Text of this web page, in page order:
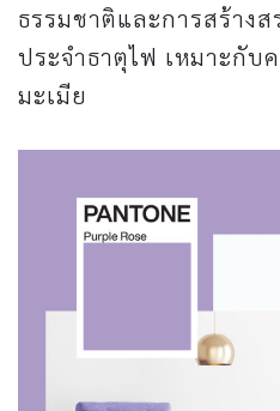
ธรรมชาติและการสร้าง
ประจำธาตุไฟ เหมาะกับ
มะเมีย